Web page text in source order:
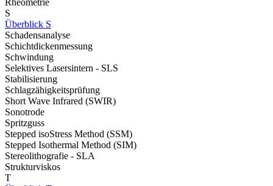
S
Überblick S
Schadensanalyse
Schichtdickenmessung
Schwindung
Selektives Lasersintern - SLS
Stabilisierung
Schlagzähigkeitsprüfung
Short Wave Infrared (SWIR)
Sonotrode
Spritzguss
Stepped isoStress Method (SSM)
Stepped Isothermal Method (SIM)
Stereolithografie - SLA
Strukturviskos
T